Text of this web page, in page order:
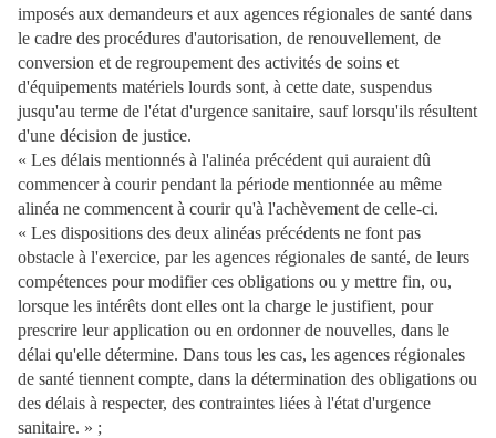
imposés aux demandeurs et aux agences régionales de santé dans
le cadre des procédures d'autorisation, de renouvellement, de
conversion et de regroupement des activités de soins et
d'équipements matériels lourds sont, à cette date, suspendus
jusqu'au terme de l'état d'urgence sanitaire, sauf lorsqu'ils résultent
d'une décision de justice.
« Les délais mentionnés à l'alinéa précédent qui auraient dû
commencer à courir pendant la période mentionnée au même
alinéa ne commencent à courir qu'à l'achèvement de celle-ci.
« Les dispositions des deux alinéas précédents ne font pas
obstacle à l'exercice, par les agences régionales de santé, de leurs
compétences pour modifier ces obligations ou y mettre fin, ou,
lorsque les intérêts dont elles ont la charge le justifient, pour
prescrire leur application ou en ordonner de nouvelles, dans le
délai qu'elle détermine. Dans tous les cas, les agences régionales
de santé tiennent compte, dans la détermination des obligations ou
des délais à respecter, des contraintes liées à l'état d'urgence
sanitaire. » ;